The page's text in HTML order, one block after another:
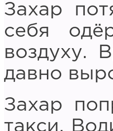
Захар
себя
воздуху.
давно
Захар
такси.